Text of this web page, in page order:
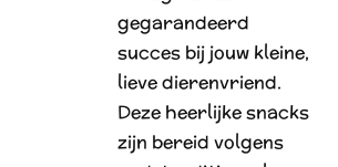
gegarandeerd
succes bij jouw kleine,
lieve dierenvriend.
Deze heerlijke snacks
zijn bereid volgens